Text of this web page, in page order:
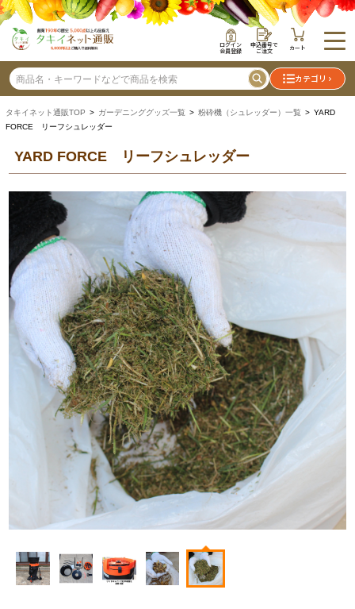
ログイン
会員登録
申込番号で
ご注文 カート
カテゴリ
タキイネット通販TOP > ガーデニンググッズ一覧 > 粉砕機（シュレッダー）一覧 > YARD
FORCE リーフシュレッダー
YARD FORCE リーフシュレッダー